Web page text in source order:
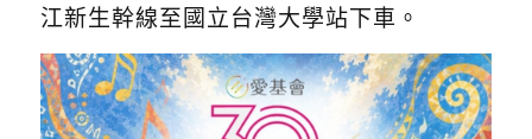
江新生幹線至國立台灣大學站下車。